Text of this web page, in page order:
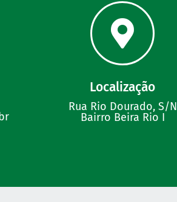
Localização
Rua Rio Dourado, S/N
Bairro Beira Rio I